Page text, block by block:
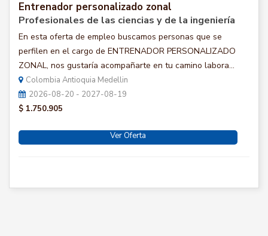
Entrenador personalizado zonal
Profesionales de las ciencias y de la ingeniería
En esta oferta de empleo buscamos personas que se
perfilen en el cargo de ENTRENADOR PERSONALIZADO
ZONAL, nos gustaría acompañarte en tu camino labora...
Colombia Antioquia Medellin
2026-08-20 - 2027-08-19
$ 1.750.905
Ver Oferta